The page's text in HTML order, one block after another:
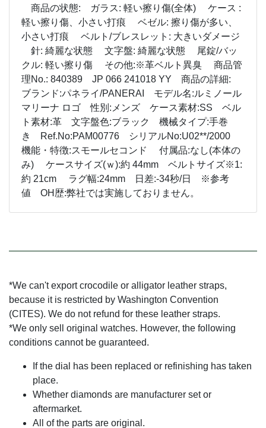
商品の状態: ガラス: 軽い擦り傷(全体) ケース :
軽い擦り傷、小さい打痕 ベゼル: 擦り傷が多い、
小さい打痕 ベルト/ブレスレット: 大きいダメージ
針: 綺麗な状態 文字盤: 綺麗な状態 尾錠/バッ
クル: 軽い擦り傷 その他:※革ベルト異臭 商品管
理No.: 840389 JP 066 241018 YY 商品の詳細:
ブランド:パネライ/PANERAI モデル名:ルミノール
マリーナ ロゴ 性別:メンズ ケース素材:SS ベル
ト素材:革 文字盤色:ブラック 機械タイプ:手巻
き Ref.No:PAM00776 シリアルNo:U02**/2000
機能・特徴:スモールセコンド 付属品:なし(本体の
み) ケースサイズ(ｗ):約 44mm ベルトサイズ※1:
約 21cm ラグ幅:24mm 日差:-34秒/日 ※参考
値 OH歴:弊社では実施しておりません。
*We can't export crocodile or alligator leather straps,
because it is restricted by Washington Convention
(CITES). We do not refund for these leather straps.
*We only sell original watches. However, the following
conditions cannot be guaranteed.
If the dial has been replaced or refinishing has taken
place.
Whether diamonds are manufacturer set or
aftermarket.
All of the parts are original.